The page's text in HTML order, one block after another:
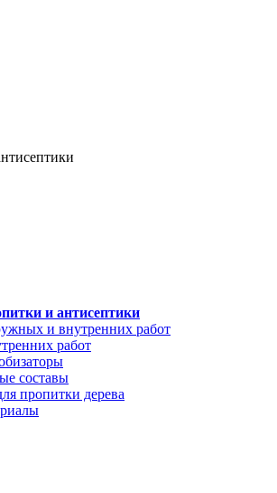
и антисептики
и внутренних работ
работ
составы
пропитки дерева